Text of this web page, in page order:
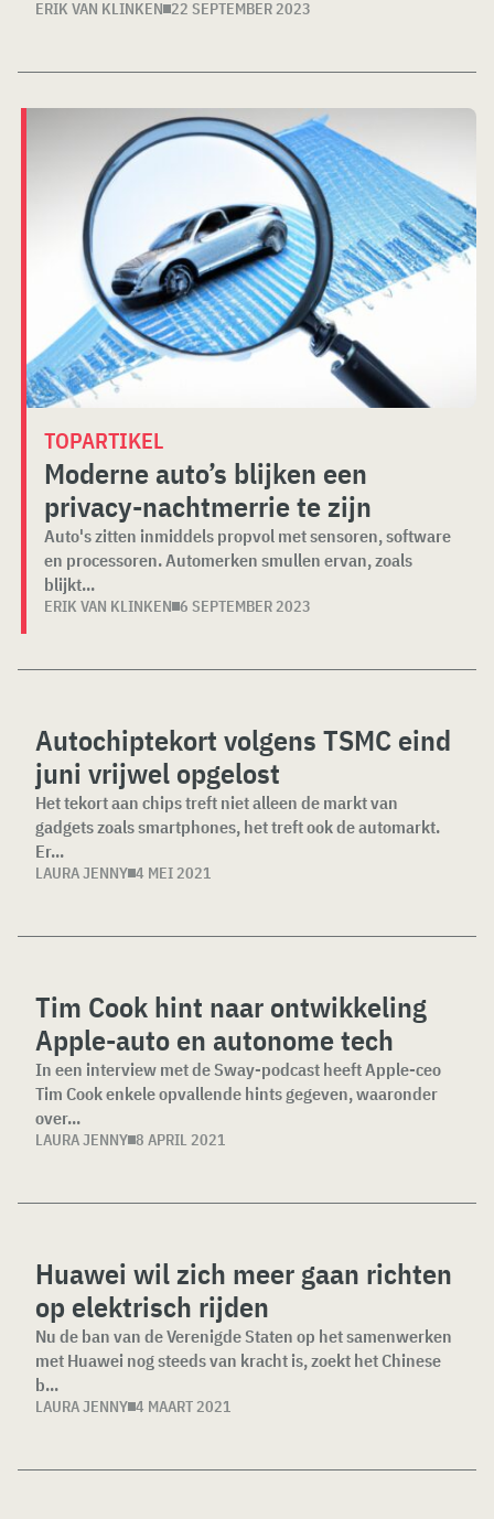
ERIK VAN KLINKEN 22 SEPTEMBER 2023
TOPARTIKEL
Moderne auto’s blijken een
privacy-nachtmerrie te zijn
Auto's zitten inmiddels propvol met sensoren, software
en processoren. Automerken smullen ervan, zoals
blijkt...
ERIK VAN KLINKEN 6 SEPTEMBER 2023
Autochiptekort volgens TSMC eind
juni vrijwel opgelost
Het tekort aan chips treft niet alleen de markt van
gadgets zoals smartphones, het treft ook de automarkt.
Er...
LAURA JENNY 4 MEI 2021
Tim Cook hint naar ontwikkeling
Apple-auto en autonome tech
In een interview met de Sway-podcast heeft Apple-ceo
Tim Cook enkele opvallende hints gegeven, waaronder
over...
LAURA JENNY 8 APRIL 2021
Huawei wil zich meer gaan richten
op elektrisch rijden
Nu de ban van de Verenigde Staten op het samenwerken
met Huawei nog steeds van kracht is, zoekt het Chinese
b...
LAURA JENNY 4 MAART 2021